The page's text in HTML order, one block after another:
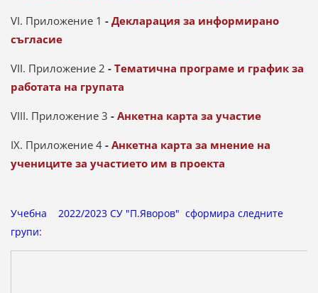
VI. Приложение 1 - Декларация за информирано
съгласие
VII. Приложение 2 - Тематична програме и график за
работата на групата
VIII. Приложение 3 - Анкетна карта за участие
IX. Приложение 4- Анкетна карта за мнение на
учениците за участието им в проекта
Учебна 2022/2023 СУ "П.Яворов" сформира следните
групи: